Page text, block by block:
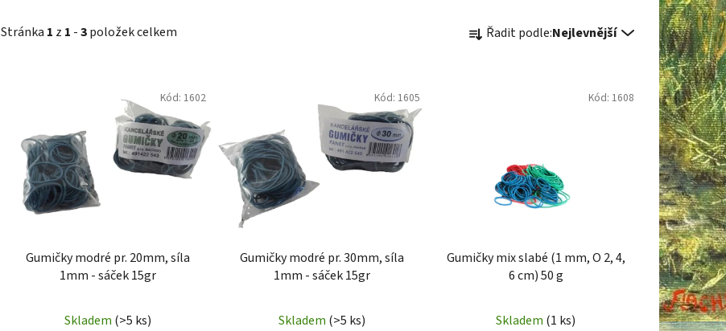
Stránka 1 z 1 -3položek celkem
a
k
Řadit podle:Nejlevnější
Gumičky modré pr. 20mm, síla
1mm - sáček 15gr
Skladem (>5 ks)
Kód: 1602
Gumičky modré pr. 30mm, síla
1mm - sáček 15gr
Skladem (>5 ks)
Kód: 1605
Gumičky mix slabé (1 mm, O 2, 4,
6 cm) 50 g
Skladem (1 ks)
Kód: 1608